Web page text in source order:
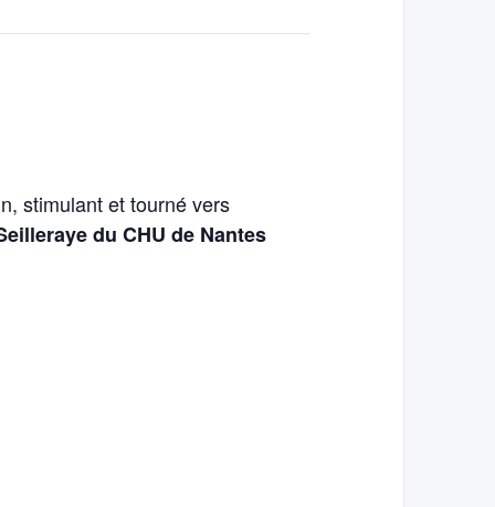
stimulant et tourné vers
du CHU de Nantes